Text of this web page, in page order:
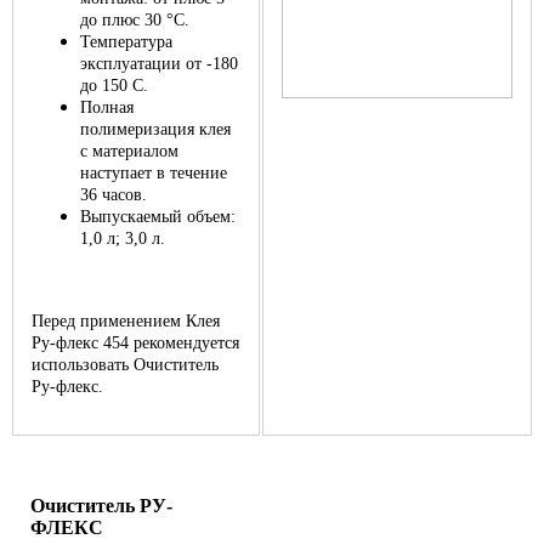
до плюс 30 °С.
Температура
эксплуатации от -180
до 150 С.
Полная
полимеризация клея
с материалом
наступает в течение
36 часов.
Выпускаемый объем:
1,0 л; 3,0 л.
Перед применением Клея
Ру-флекс 454 рекомендуется
использовать Очиститель
Ру-флекс.
Очиститель РУ-
ФЛЕКС